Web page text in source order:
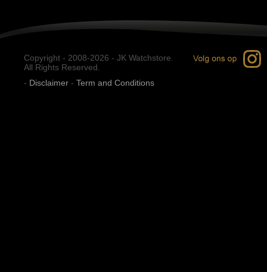
Copyright - 2008-2026 - JK Watchstore.
All Rights Reserved.
- Disclaimer - Term and Conditions